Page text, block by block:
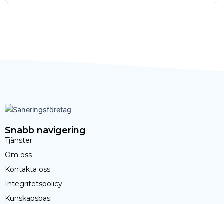
Snabb navigering
Tjänster
Om oss
Kontakta oss
Integritetspolicy
Kunskapsbas